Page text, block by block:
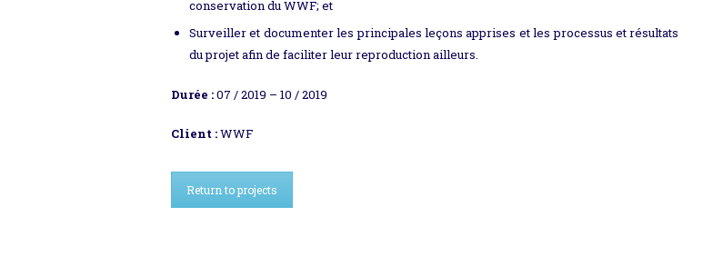
conservation du WWF; et
Surveiller et documenter les principales leçons apprises et les processus et résultats
du projet afin de faciliter leur reproduction ailleurs.
Durée :07 / 2019 – 10 / 2019
Client :WWF
Return to projects